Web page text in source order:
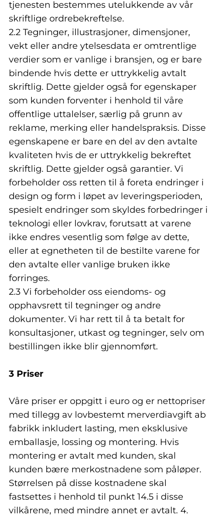
tjenesten bestemmes utelukkende av vår
skriftlige ordrebekreftelse.
2.2 Tegninger, illustrasjoner, dimensjoner,
vekt eller andre ytelsesdata er omtrentlige
verdier som er vanlige i bransjen, og er bare
bindende hvis dette er uttrykkelig avtalt
skriftlig. Dette gjelder også for egenskaper
som kunden forventer i henhold til våre
offentlige uttalelser, særlig på grunn av
reklame, merking eller handelspraksis. Disse
egenskapene er bare en del av den avtalte
kvaliteten hvis de er uttrykkelig bekreftet
skriftlig. Dette gjelder også garantier. Vi
forbeholder oss retten til å foreta endringer i
design og form i løpet av leveringsperioden,
spesielt endringer som skyldes forbedringer i
teknologi eller lovkrav, forutsatt at varene
ikke endres vesentlig som følge av dette,
eller at egnetheten til de bestilte varene for
den avtalte eller vanlige bruken ikke
forringes.
2.3 Vi forbeholder oss eiendoms- og
opphavsrett til tegninger og andre
dokumenter. Vi har rett til å ta betalt for
konsultasjoner, utkast og tegninger, selv om
bestillingen ikke blir gjennomført.
3 Priser
Våre priser er oppgitt i euro og er nettopriser
med tillegg av lovbestemt merverdiavgift ab
fabrikk inkludert lasting, men eksklusive
emballasje, lossing og montering. Hvis
montering er avtalt med kunden, skal
kunden bære merkostnadene som påløper.
Størrelsen på disse kostnadene skal
fastsettes i henhold til punkt 14.5 i disse
vilkårene, med mindre annet er avtalt. 4.